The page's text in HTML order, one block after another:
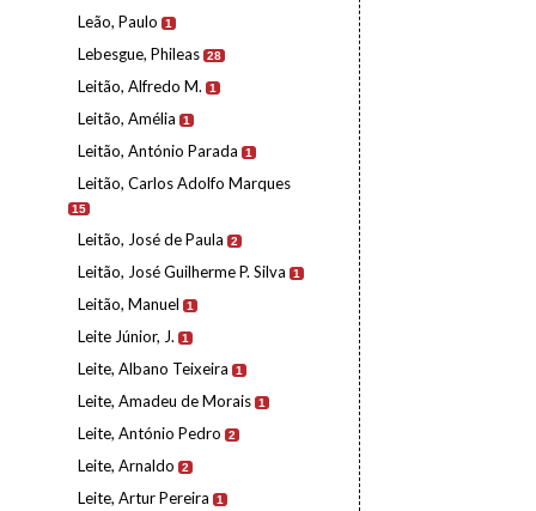
Leão, Paulo 1
Lebesgue, Phileas 28
Leitão, Alfredo M. 1
Leitão, Amélia 1
Leitão, António Parada 1
Leitão, Carlos Adolfo Marques
15
Leitão, José de Paula 2
Leitão, José Guilherme P. Silva 1
Leitão, Manuel 1
Leite Júnior, J. 1
Leite, Albano Teixeira 1
Leite, Amadeu de Morais 1
Leite, António Pedro 2
Leite, Arnaldo 2
Leite, Artur Pereira 1